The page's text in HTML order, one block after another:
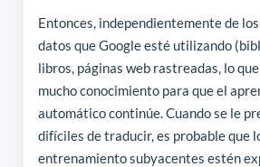
Entonces, independientemente de
datos que Google esté utilizando
libros, páginas web rastreadas, lo
mucho conocimiento para que el
automático continúe. Cuando se le
difíciles de traducir, es probable que
entrenamiento subyacentes estén